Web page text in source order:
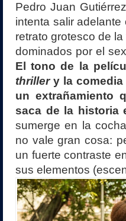
Pedro Juan
intenta salir
retrato grotesco de
dominados por el
El tono de la
thrillery la
un extrañamiento
saca de la historia
sumerge en la
no vale gran cosa:
un fuerte contraste
sus elementos